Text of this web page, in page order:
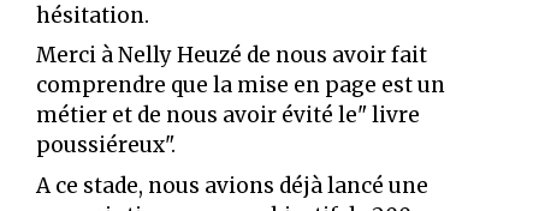
hésitation.
Merci à Nelly Heuzé de nous avoir fait
comprendre que la mise en page est un
métier et de nous avoir évité le" livre
poussiéreux".
A ce stade, nous avions déjà lancé une